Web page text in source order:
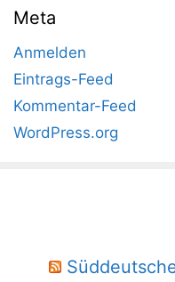
Meta
Anmelden
Eintrags-Feed
Kommentar-Feed
WordPress.org